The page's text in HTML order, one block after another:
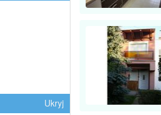
Ukryj